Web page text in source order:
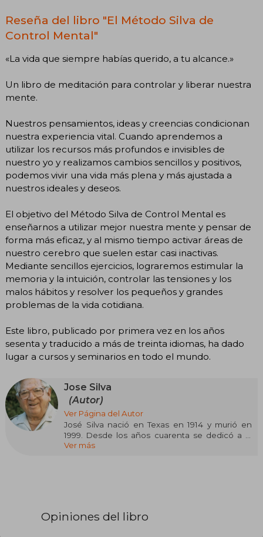
Reseña del libro "El Método Silva de
Control Mental"
«La vida que siempre habías querido, a tu alcance.»
Un libro de meditación para controlar y liberar nuestra
mente.
Nuestros pensamientos, ideas y creencias condicionan
nuestra experiencia vital. Cuando aprendemos a
utilizar los recursos más profundos e invisibles de
nuestro yo y realizamos cambios sencillos y positivos,
podemos vivir una vida más plena y más ajustada a
nuestros ideales y deseos.
El objetivo del Método Silva de Control Mental es
enseñarnos a utilizar mejor nuestra mente y pensar de
forma más eficaz, y al mismo tiempo activar áreas de
nuestro cerebro que suelen estar casi inactivas.
Mediante sencillos ejercicios, lograremos estimular la
memoria y la intuición, controlar las tensiones y los
malos hábitos y resolver los pequeños y grandes
problemas de la vida cotidiana.
Este libro, publicado por primera vez en los años
sesenta y traducido a más de treinta idiomas, ha dado
lugar a cursos y seminarios en todo el mundo.
Jose Silva
(Autor)
Ver Página del Autor
José Silva nació en Texas en 1914 y murió en
1999. Desde los años cuarenta se dedicó a la
investigación de la mente, sus procesos y
1966, con gran repercusión dentro y fuera de
Ver más
Opiniones del libro